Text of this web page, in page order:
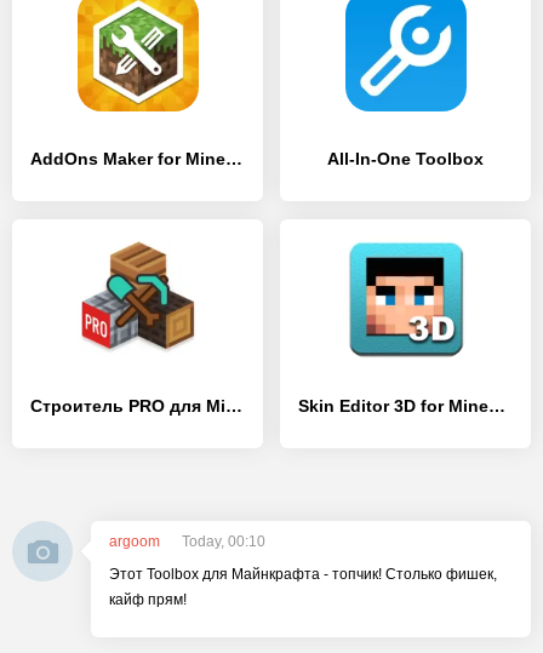
AddOns Maker for Minecraft PE All-In-One Toolbox
Строитель PRO для Minecraft PE Skin Editor 3D for Minecraft
argoom
Today, 00:10
Этот Toolbox для Майнкрафта - топчик! Столько фишек,
кайф прям!